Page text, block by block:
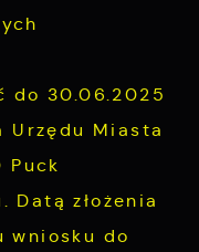
do 30.06.2025
Urzędu Miasta
Puck
Datą złożenia
wniosku do